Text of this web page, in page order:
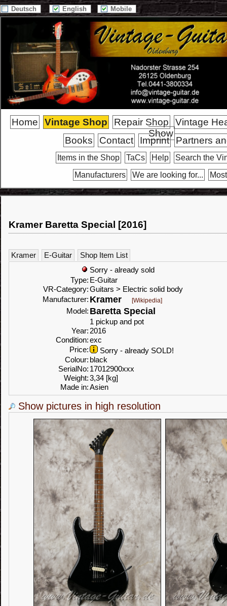
Deutsch English Mobile
Home Vintage Shop Repair Shop
Vintage
Show
Books Contact Imprint Partners
Items in the Shop TaCs Help
Search the
Manufacturers
We are looking for...
Kramer Baretta Special [2016]
Kramer E-Guitar
Shop Item List
Sorry - already sold
Type: E-Guitar
VR-Category:Guitars > Electric solid body
Manufacturer: Kramer [Wikipedia]
Model: Baretta Special
1 pickup and pot
Year: 2016
Condition:exc
Price:
Sorry - already SOLD!
Colour: black
SerialNo: 17012900xxx
Weight:3,34 [kg]
Made in:Asien
Show pictures in high resolution